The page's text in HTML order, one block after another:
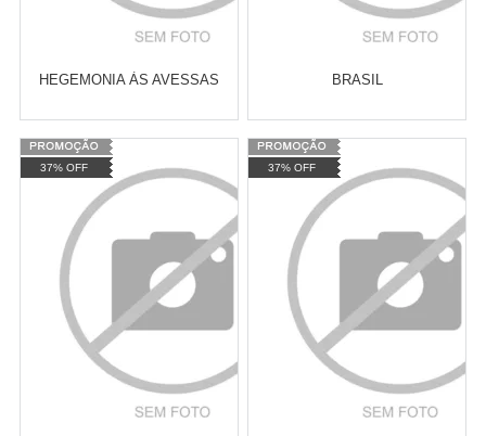
HEGEMONIA ÀS AVESSAS
Varejo:
Atacado: R$ 2.550,90 (Apenas
Revendedor)
10 x
ECONOMIA POLÍTICA
COMPRAR
BRASIL
Varejo:
Atacado: R$ 2.550,90 (Apenas
Revendedor)
10
Cat:
CONTEMPORÂNEA
COMPRAR
37% OFF 37% OFF